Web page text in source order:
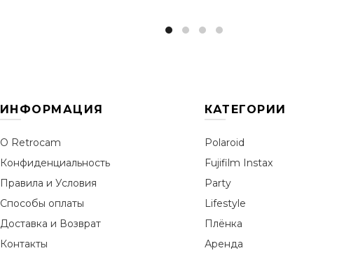
ИНФОРМАЦИЯ
О Retrocam
Конфиденциальность
Правила и Условия
Способы оплаты
Доставка и Возврат
Контакты
КАТЕГОРИИ
Polaroid
Fujifilm Instax
Party
Lifestyle
Плёнка
Аренда